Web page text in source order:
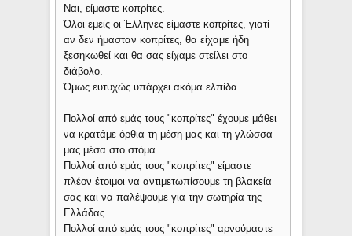
Ναι, είμαστε κοπρίτες.
Όλοι εμείς οι Έλληνες είμαστε κοπρίτες, γιατί
αν δεν ήμασταν κοπρίτες, θα είχαμε ήδη
ξεσηκωθεί και θα σας είχαμε στείλει στο
διάβολο.
Όμως ευτυχώς υπάρχει ακόμα ελπίδα.
Πολλοί από εμάς τους "κοπρίτες" έχουμε μάθει
να κρατάμε όρθια τη μέση μας και τη γλώσσα
μας μέσα στο στόμα.
Πολλοί από εμάς τους "κοπρίτες" είμαστε
πλέον έτοιμοι να αντιμετωπίσουμε τη βλακεία
σας και να παλέψουμε για την σωτηρία της
Ελλάδας.
Πολλοί από εμάς τους "κοπρίτες" αρνούμαστε